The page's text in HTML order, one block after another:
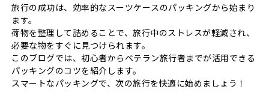
旅行の成功は、効率的なスーツケースのパッキングから始まり
ます。
荷物を整理して詰めることで、旅行中のストレスが軽減され、
必要な物をすぐに見つけられます。
このブログでは、初心者からベテラン旅行者までが活用できる
パッキングのコツを紹介します。
スマートなパッキングで、次の旅行を快適に始めましょう！